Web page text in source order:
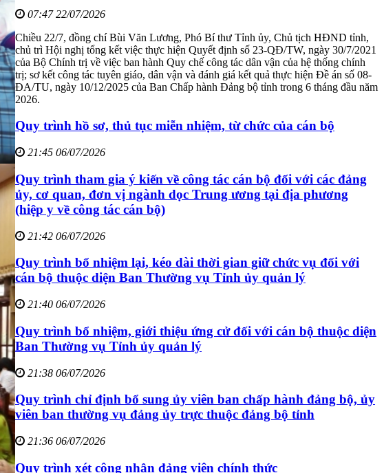
07:47 22/07/2026
Chiều 22/7, đồng chí Bùi Văn Lương, Phó Bí thư Tỉnh ủy, Chủ tịch HĐND tỉnh,
chủ trì Hội nghị tổng kết việc thực hiện Quyết định số 23-QĐ/TW, ngày 30/7/2021
của Bộ Chính trị về việc ban hành Quy chế công tác dân vận của hệ thống chính
trị; sơ kết công tác tuyên giáo, dân vận và đánh giá kết quả thực hiện Đề án số 08-
ĐA/TU, ngày 10/12/2025 của Ban Chấp hành Đảng bộ tỉnh trong 6 tháng đầu năm
2026.
Quy trình hồ sơ, thủ tục miễn nhiệm, từ chức của cán bộ
21:45 06/07/2026
Quy trình tham gia ý kiến về công tác cán bộ đối với các đảng
ủy, cơ quan, đơn vị ngành dọc Trung ương tại địa phương
(hiệp y về công tác cán bộ)
21:42 06/07/2026
Quy trình bổ nhiệm lại, kéo dài thời gian giữ chức vụ đối với
cán bộ thuộc diện Ban Thường vụ Tỉnh ủy quản lý
21:40 06/07/2026
Quy trình bổ nhiệm, giới thiệu ứng cử đối với cán bộ thuộc diện
Ban Thường vụ Tỉnh ủy quản lý
21:38 06/07/2026
Quy trình chỉ định bổ sung ủy viên ban chấp hành đảng bộ, ủy
viên ban thường vụ đảng ủy trực thuộc đảng bộ tỉnh
21:36 06/07/2026
Quy trình xét công nhận đảng viên chính thức